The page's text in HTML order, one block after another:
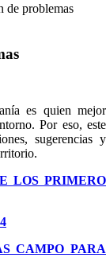
de problemas
es quien mejor
Por eso, este
sugerencias y
LOS PRIMERO
CAMPO PARA